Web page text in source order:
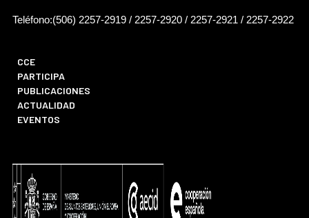
Teléfono:(506) 2257-2919 / 2257-2920 / 2257-2921 / 2257-2922
CCE
PARTICIPA
PUBLICACIONES
ACTUALIDAD
EVENTOS